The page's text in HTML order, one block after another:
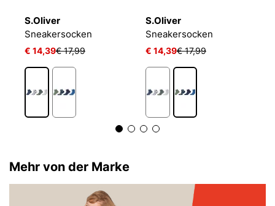
S.Oliver
Sneakersocken
€ 14,39€ 17,99
S.Oliver
Sneakersocken
€ 14,39€ 17,99
Mehr von der Marke